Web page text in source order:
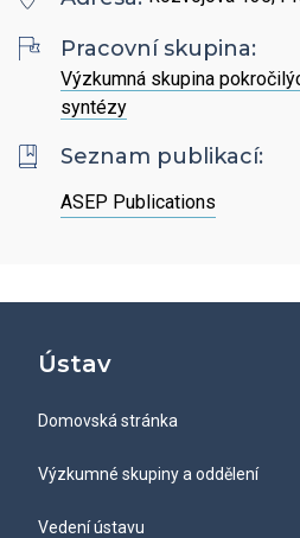
Ombudsman a ombudsmanka
Grantová agentura ÚCHP
Open Science
Nabídky zaměstnání
Hledat
Hledat
Intranet
Pracovní skupina:
Výzkumná skupina
syntézy
Seznam publikací:
ASEP Publications
Ústav
Domovská stránka
Výzkumné skupiny a oddělení
Vedení ústavu